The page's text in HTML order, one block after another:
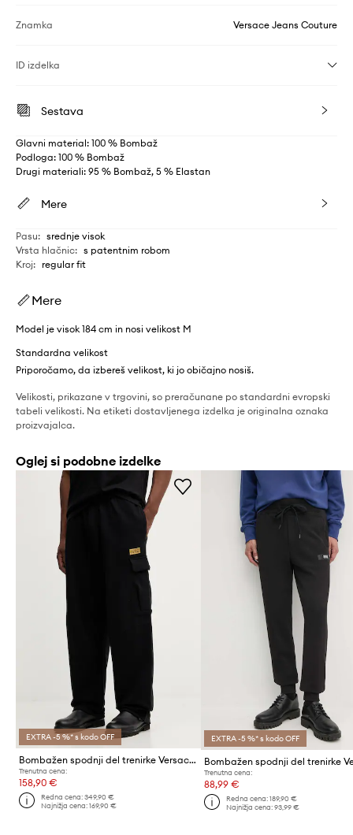
Znamka Versace Jeans Couture
ID izdelka
Sestava
Glavni material: 100 % Bombaž
Podloga: 100 % Bombaž
Drugi materiali: 95 % Bombaž, 5 % Elastan
Mere
Pasu: srednje visok
Vrsta hlačnic: s patentnim robom
Kroj: regular fit
Mere
Model je visok 184 cm in nosi velikost M
Standardna velikost
Priporočamo, da izbereš velikost, ki jo običajno nosiš.
Velikosti, prikazane v trgovini, so preračunane po standardni evropski
tabeli velikosti. Na etiketi dostavljenega izdelka je originalna oznaka
proizvajalca.
Oglej si podobne izdelke
EXTRA -5 %* s kodo OFF
Bombažen spodnji del trenirke Versace Jeans Couture
Trenutna cena:
158,90 €
Redna cena:349,90 €
Najnižja cena:169,90 €
EXTRA -5 %* s kodo OFF
Trenutna cena:
88,99 €
Redna cena: 189,90 €
Najnižja cena: 93,99 €